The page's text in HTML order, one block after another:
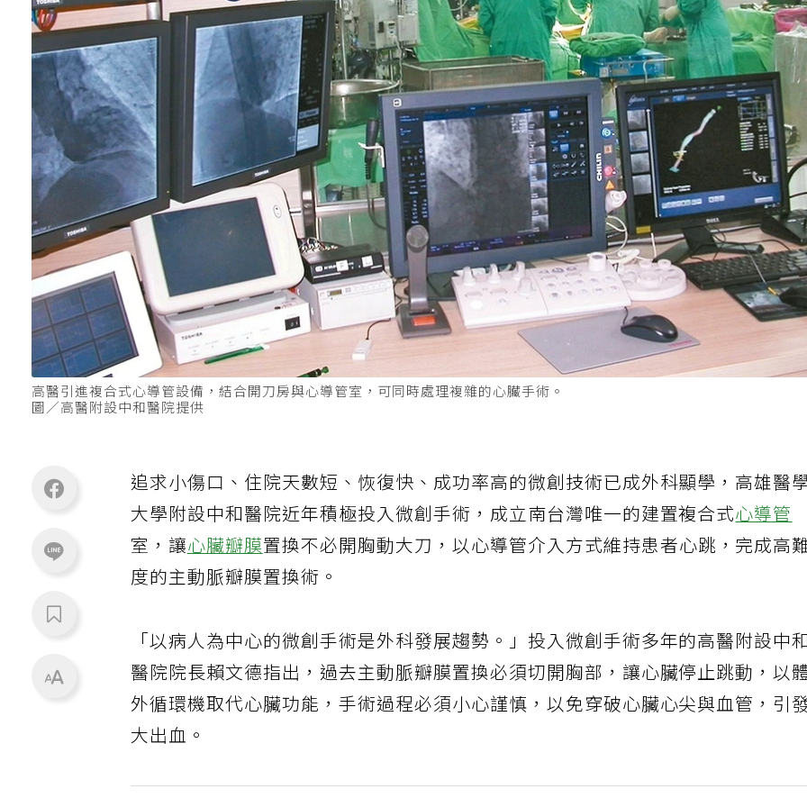
高醫引進複合式心導管設備，結合開刀房與心導管室，可同時處理複雜的心臟手術。
圖／高醫附設中和醫院提供
追求小傷口、住院天數短、恢復快、成功率高的微創技術已成外科顯學，高雄醫
大學附設中和醫院近年積極投入微創手術，成立南台灣唯一的建置複合式心導管
室，讓心臟瓣膜置換不必開胸動大刀，以心導管介入方式維持患者心跳，完成高
度的主動脈瓣膜置換術。
「以病人為中心的微創手術是外科發展趨勢。」投入微創手術多年的高醫附設中
醫院院長賴文德指出，過去主動脈瓣膜置換必須切開胸部，讓心臟停止跳動，以
外循環機取代心臟功能，手術過程必須小心謹慎，以免穿破心臟心尖與血管，引
大出血。